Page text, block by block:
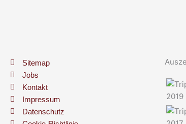
Sitemap
Jobs
Kontakt
Impressum
Datenschutz